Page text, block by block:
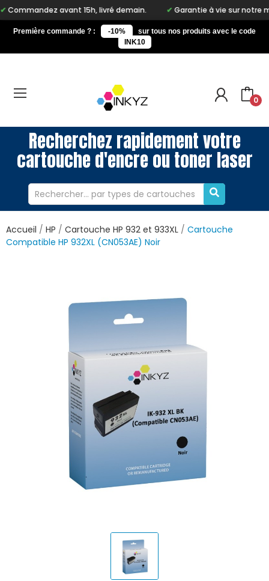
avant 15h, livré demain. Garantie à vie sur notre marque Inkyz
Première commande ? : -10%
sur tous nos produits avec le code
INK10
0
Recherchez rapidement votre
cartouche d'encre ou toner laser
Accueil HP Cartouche HP 932 et 933XL
Cartouche
Compatible HP 932XL (CN053AE) Noir